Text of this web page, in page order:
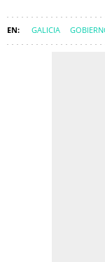
GALICIA